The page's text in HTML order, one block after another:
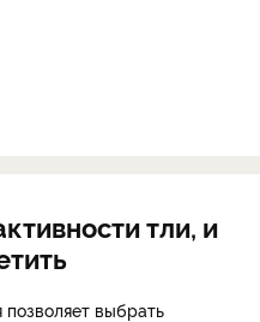
тли, и
выбрать